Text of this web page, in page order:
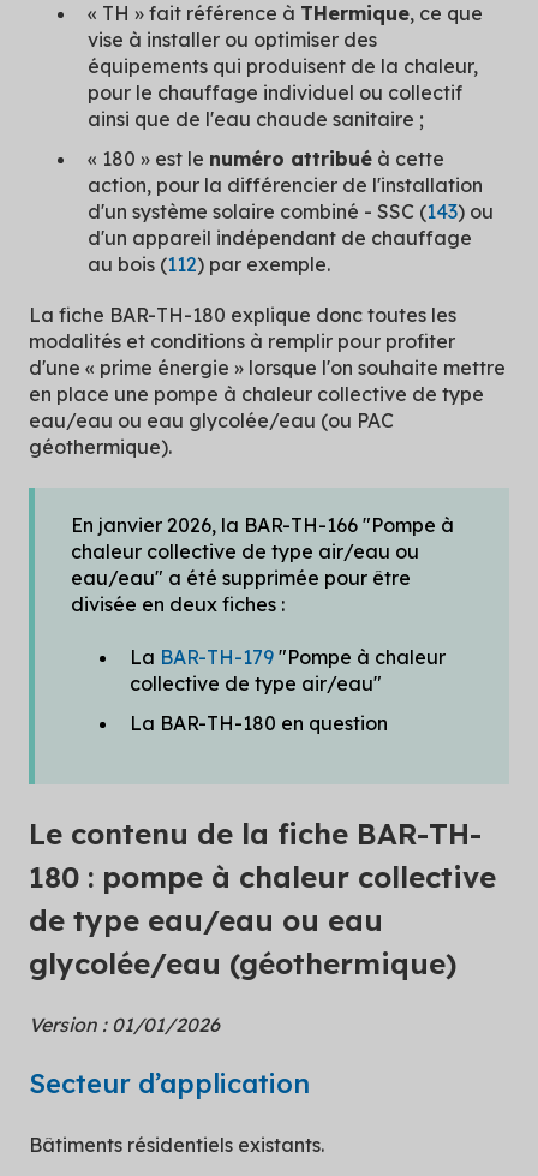
« TH » fait référence à THermique, ce que
vise à installer ou optimiser des
équipements qui produisent de la chaleur,
pour le chauffage individuel ou collectif
ainsi que de l'eau chaude sanitaire ;
« 180 » est le numéro attribué à cette
action, pour la différencier de l'installation
d'un système solaire combiné - SSC (143) ou
d'un appareil indépendant de chauffage
au bois (112) par exemple.
La fiche BAR-TH-180 explique donc toutes les
modalités et conditions à remplir pour profiter
d'une « prime énergie » lorsque l'on souhaite mettre
en place une pompe à chaleur collective de type
eau/eau ou eau glycolée/eau (ou PAC
géothermique).
En janvier 2026, la BAR-TH-166 "Pompe à
chaleur collective de type air/eau ou
eau/eau" a été supprimée pour être
divisée en deux fiches :
La BAR-TH-179 "Pompe à chaleur
collective de type air/eau"
La BAR-TH-180 en question
Le contenu de la fiche BAR-TH-
180 : pompe à chaleur collective
de type eau/eau ou eau
glycolée/eau (géothermique)
Version : 01/01/2026
Secteur d’application
Bâtiments résidentiels existants.